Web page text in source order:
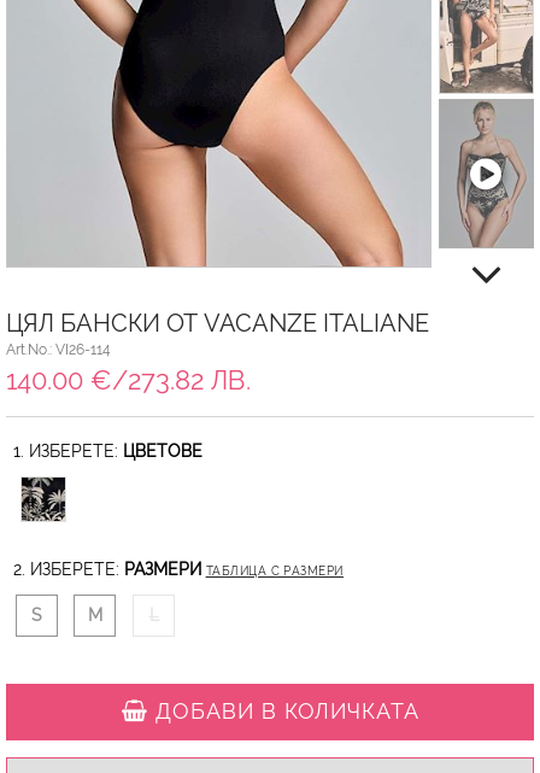
ЦЯЛ БАНСКИ ОТ VACANZE ITALIANE
Art.No.: VI26-114
140.00 €/273.82 ЛВ.
1. ИЗБЕРЕТЕ: ЦВЕТОВЕ
2. ИЗБЕРЕТЕ: РАЗМЕРИ ТАБЛИЦА С РАЗМЕРИ
S M L
ДОБАВИ В КОЛИЧКАТА